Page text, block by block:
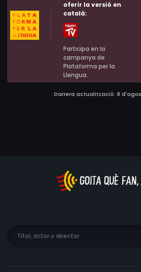
oferir la versió en
català:
Participa en la
campanya de
Plataforma per la
Llengua.
Darrera actualització: 8